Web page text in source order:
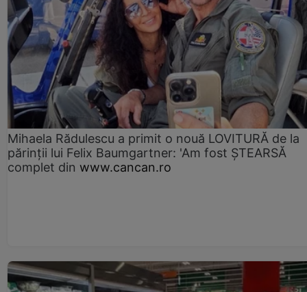
Mihaela Rădulescu a primit o nouă LOVITURĂ de la
părinții lui Felix Baumgartner: 'Am fost ȘTEARSĂ
complet din www.cancan.ro